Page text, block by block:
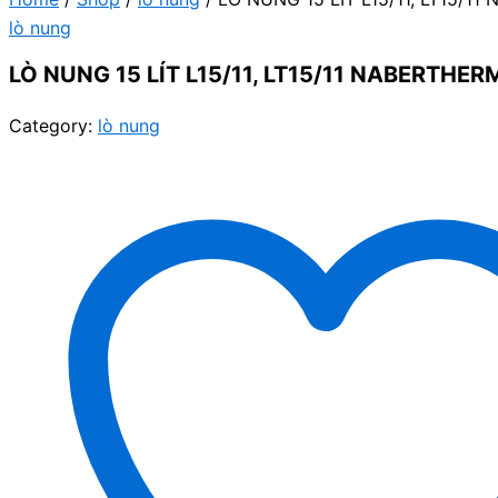
lò nung
LÒ NUNG 15 LÍT L15/11, LT15/11
Category: lò nung